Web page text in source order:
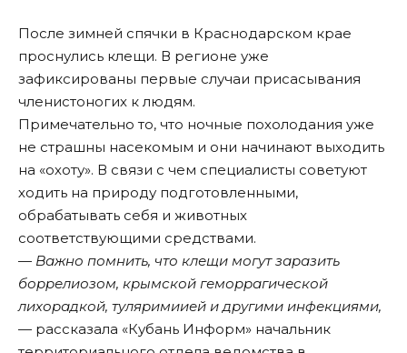
После зимней спячки в Краснодарском крае
проснулись клещи. В регионе уже
зафиксированы первые случаи присасывания
членистоногих к людям.
Примечательно то, что ночные похолодания уже
не страшны насекомым и они начинают выходить
на «охоту». В связи с чем специалисты советуют
ходить на природу подготовленными,
обрабатывать себя и животных
соответствующими средствами.
— Важно помнить, что клещи могут заразить
боррелиозом, крымской геморрагической
лихорадкой, туляримиией и другими инфекциями,
— рассказала «Кубань Информ» начальник